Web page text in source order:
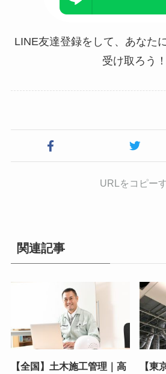
LINE友達登録をして、あなた
受け取ろう！
URLをコピー
関連記事
【全国】土木施工管理｜高
【東